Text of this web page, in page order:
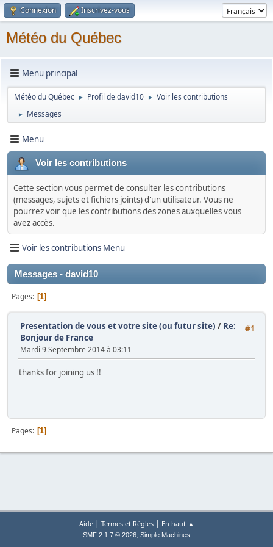
Connexion Inscrivez-vous
Météo du Québec
Menu principal
Météo du Québec ► Profil de david10 ► Voir les contributions
► Messages
Menu
Voir les contributions
Cette section vous permet de consulter les contributions
(messages, sujets et fichiers joints) d'un utilisateur. Vous ne
pourrez voir que les contributions des zones auxquelles vous
avez accès.
Voir les contributions Menu
Messages - david10
Pages 1
#1
Presentation de vous et votre site (ou futur site) / Re:
Bonjour de France
Mardi 9 Septembre 2014 à 03:11
thanks for joining us !!
Pages 1
Aide| Termes et Règles| En haut ▲
SMF 2.1.7 © 2026, Simple Machines